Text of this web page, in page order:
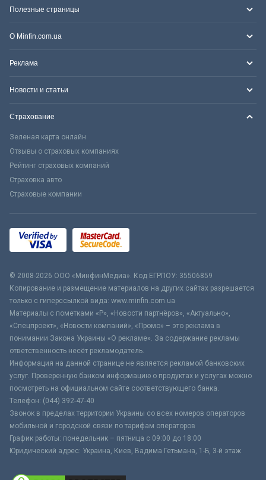
Полезные страницы
О Minfin.com.ua
Реклама
Новости и статьи
Страхование
Зеленая карта онлайн
Отзывы о страховых компаниях
Рейтинг страховых компаний
Страховка авто
Страховые компании
© 2008-2026 ООО «МинфинМедиа». Код ЕГРПОУ: 35506859
Копирование и размещение материалов на других сайтах разрешается
только с гиперссылкой вида: www.minfin.com.ua
Материалы с пометками «Р», «Новости партнёров», «Актуально»,
«Спецпроект», «Новости компаний», «Промо» – это реклама в
понимании Закона Украины «О рекламе». За содержание рекламы
ответственность несёт рекламодатель.
Информация на данной странице не является рекламой банковских
услуг. Проверенную банком информацию о продуктах и услугах можно
посмотреть на официальном сайте соответствующего банка.
Телефон: (044) 392-47-40
Звонок в пределах территории Украины со всех номеров операторов
мобильной и городской связи по тарифам операторов
График работы: понедельник – пятница с 09:00 до 18:00
Юридический адрес: Украина, Киев, Вадима Гетьмана, 1-Б, 3-й этаж